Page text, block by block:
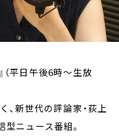
（平日午後6時～生放
、新世代の評論家・荻上
ニュース番組。